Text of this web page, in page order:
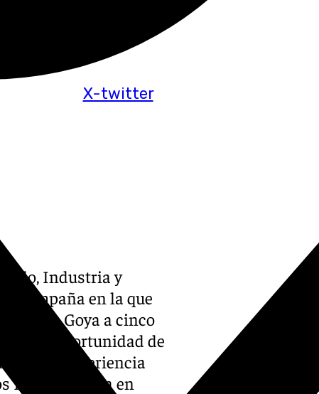
X-twitter
Industria y
campaña en la que
de Goya a cinco
la oportunidad de
de esta experiencia
Premios Goya en